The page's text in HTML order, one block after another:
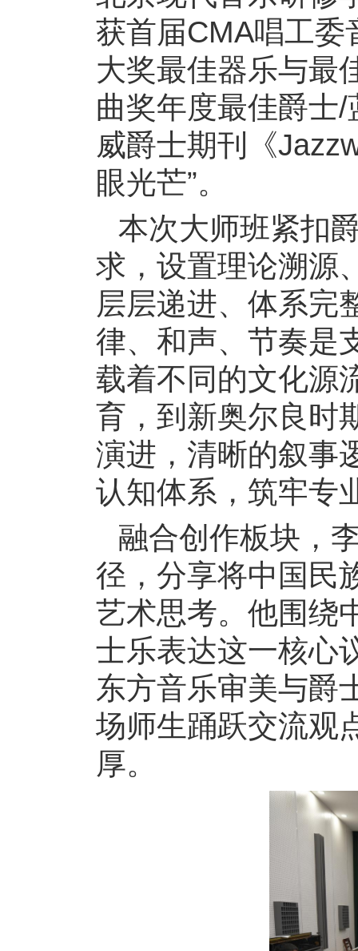
获首届CMA唱工委
大奖最佳器乐与最
曲奖年度最佳爵士
威爵士期刊《
眼光芒”。
本次大师班紧扣
求，设置理论溯源
层层递进、体系完
律、和声、节奏是
载着不同的文化源
育，到新奥尔良时
演进，清晰的叙事
认知体系，筑牢专
融合创作板块，
径，分享将中国民
艺术思考。他围绕
士乐表达这一核心
东方音乐审美与爵
场师生踊跃交流观
厚。